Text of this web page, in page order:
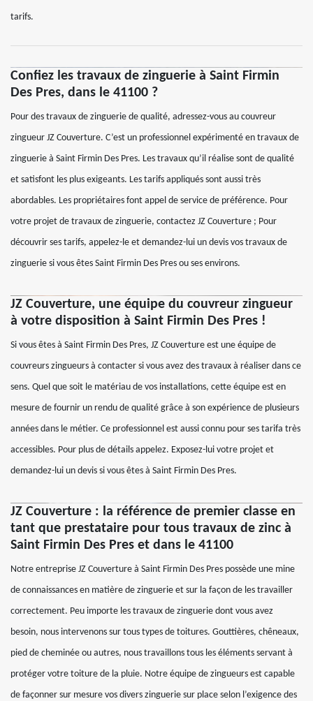
tarifs.
Confiez les travaux de zinguerie à Saint Firmin
Des Pres, dans le 41100 ?
Pour des travaux de zinguerie de qualité, adressez-vous au couvreur
zingueur JZ Couverture. C’est un professionnel expérimenté en travaux de
zinguerie à Saint Firmin Des Pres. Les travaux qu’il réalise sont de qualité
et satisfont les plus exigeants. Les tarifs appliqués sont aussi très
abordables. Les propriétaires font appel de service de préférence. Pour
votre projet de travaux de zinguerie, contactez JZ Couverture ; Pour
découvrir ses tarifs, appelez-le et demandez-lui un devis vos travaux de
zinguerie si vous êtes Saint Firmin Des Pres ou ses environs.
JZ Couverture, une équipe du couvreur zingueur
à votre disposition à Saint Firmin Des Pres !
Si vous êtes à Saint Firmin Des Pres, JZ Couverture est une équipe de
couvreurs zingueurs à contacter si vous avez des travaux à réaliser dans ce
sens. Quel que soit le matériau de vos installations, cette équipe est en
mesure de fournir un rendu de qualité grâce à son expérience de plusieurs
années dans le métier. Ce professionnel est aussi connu pour ses tarifa très
accessibles. Pour plus de détails appelez. Exposez-lui votre projet et
demandez-lui un devis si vous êtes à Saint Firmin Des Pres.
JZ Couverture : la référence de premier classe en
tant que prestataire pour tous travaux de zinc à
Saint Firmin Des Pres et dans le 41100
Notre entreprise JZ Couverture à Saint Firmin Des Pres possède une mine
de connaissances en matière de zinguerie et sur la façon de les travailler
correctement. Peu importe les travaux de zinguerie dont vous avez
besoin, nous intervenons sur tous types de toitures. Gouttières, chêneaux,
pied de cheminée ou autres, nous travaillons tous les éléments servant à
protéger votre toiture de la pluie. Notre équipe de zingueurs est capable
de façonner sur mesure vos divers zinguerie sur place selon l’exigence des